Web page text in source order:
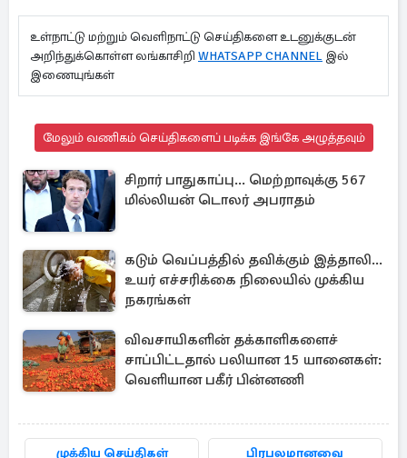
உள்நாட்டு மற்றும் வெளிநாட்டு செய்திகளை உடனுக்குடன்
அறிந்துக்கொள்ள லங்காசிறி WHATSAPP CHANNEL இல்
இணையுங்கள்
மேலும் வணிகம் செய்திகளைப் படிக்க இங்கே அழுத்தவும்
சிறார் பாதுகாப்பு... மெற்றாவுக்கு 567
மில்லியன் டொலர் அபராதம்
கடும் வெப்பத்தில் தவிக்கும் இத்தாலி...
உயர் எச்சரிக்கை நிலையில் முக்கிய
நகரங்கள்
விவசாயிகளின் தக்காளிகளைச்
சாப்பிட்டதால் பலியான 15 யானைகள்:
வெளியான பகீர் பின்னணி
முக்கிய செய்திகள் பிரபலமானவை